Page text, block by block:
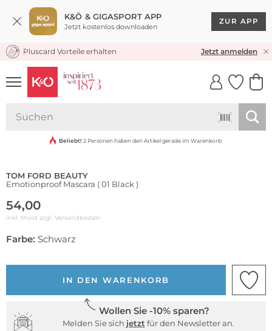
K&Ö & GIGASPORT APP
Jetzt kostenlos downloaden
ZUR APP
KOSTENLOSER VERSAND* & RÜCKVERSAND
Pluscard Vorteile erhalten Jetzt anmelden
UNSERE APP
CLICK &
Beliebt! 2 Personen haben den Artikel gerade im Warenkorb
TOM FORD BEAUTY
Emotionproof Mascara ( 01 Black )
54,00
inkl. Mwst zzgl. Versandkosten
Farbe: Schwarz
IN DEN WARENKORB
Wollen Sie -10% sparen?
Melden Sie sich jetzt für den Newsletter an.